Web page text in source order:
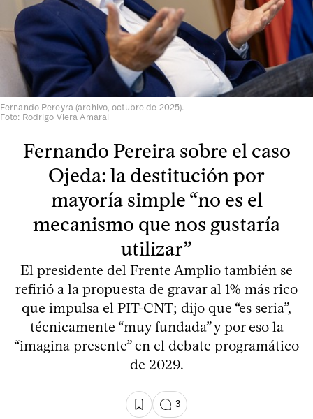
Fernando Pereyra (archivo, octubre de 2025).
Foto: Rodrigo Viera Amaral
Fernando Pereira sobre el caso
Ojeda: la destitución por
mayoría simple “no es el
mecanismo que nos gustaría
utilizar”
El presidente del Frente Amplio también se
refirió a la propuesta de gravar al 1% más rico
que impulsa el PIT-CNT; dijo que “es seria”,
técnicamente “muy fundada” y por eso la
“imagina presente” en el debate programático
de 2029.
3